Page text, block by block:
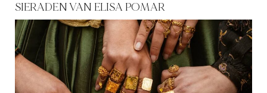
SIERADEN VAN ELISA POMAR